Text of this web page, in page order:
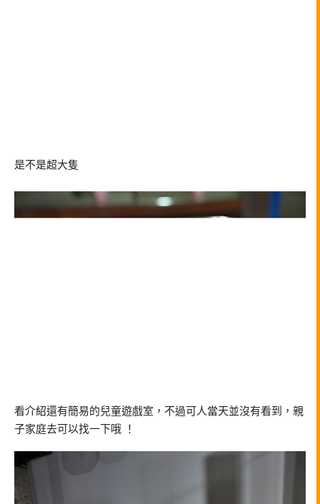
是不是超大隻
看介紹還有簡易的兒童遊戲室，不過可人當天並沒有看到，親
子家庭去可以找一下哦 ！